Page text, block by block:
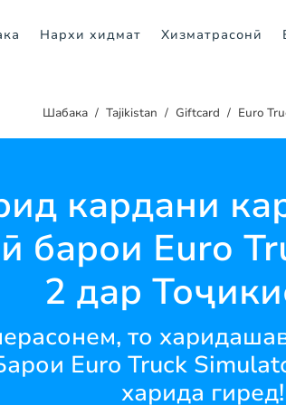
Нархи хидмат Хизматрасонӣ
Шабака Tajikistan Giftcard Euro
кардани
барои Euro
2 дар
то
Euro Truck
харида гиред!